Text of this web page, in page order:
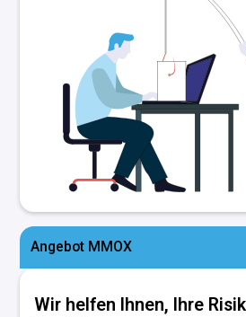
Angebot MMOX
Wir helfen Ihnen, Ihre